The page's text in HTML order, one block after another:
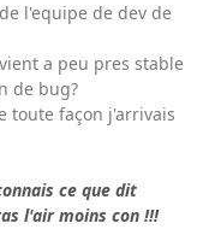
l'equipe de dev de
a peu pres stable
de bug?
toute façon j'arrivais
ce que dit
l'air moins con !!!